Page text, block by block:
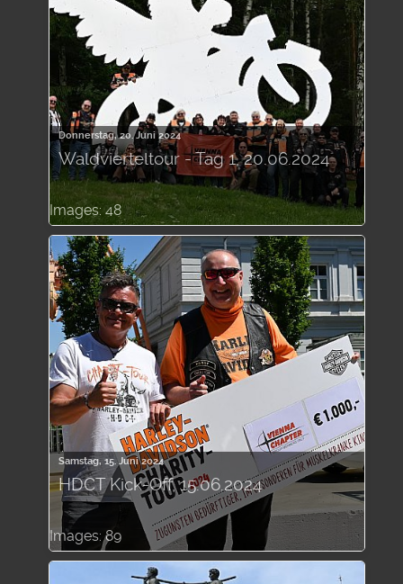
Donnerstag, 20. Juni 2024
Waldvierteltour - Tag 1, 20.06.2024
Images: 48
Samstag, 15. Juni 2024
HDCT Kick-Off, 15.06.2024
Images: 89